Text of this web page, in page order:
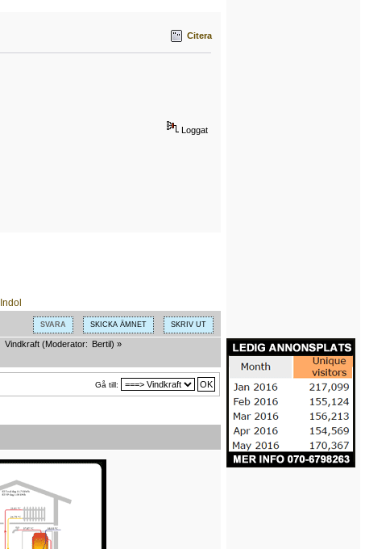
Citera
Loggat
SVARA SKICKA ÄMNET SKRIV UT
Vindkraft(Moderator: Bertil) »
Gå till: